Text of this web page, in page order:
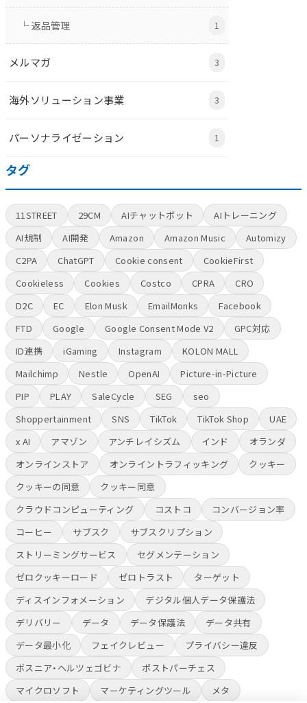
└ 返品管理 1
メルマガ 3
海外ソリューション事業 3
パーソナライゼーション 1
タグ
11STREET 29CM AIチャットボット
AIトレーニング
AI規制
AI開発 Amazon Amazon Music
Automizy
C2PA
ChatGPT Cookie consent
CookieFirst
Cookieless
Cookies Costco CPRA
CRO
D2C
EC Elon Musk EmailMonks
Facebook
FTD
Google Google Consent Mode V2
GPC対応
ID連携
iGaming Instagram
KOLON MALL
Mailchimp
Nestle OpenAI
Picture-in-Picture
PIP
PLAY SaleCycle SEG
seo
Shoppertainment
SNS TikTok TikTok Shop
UAE
x AI
アマゾン アンチレイシズム インド
オランダ
オンラインストア
オンライントラフィッキング
クッキー
クッキーの同意
クッキー同意
クラウドコンピューティング
コストコ
コンバージョン率
コーヒー
サブスク
サブスクリプション
ストリーミングサービス
セグメンテーション
ゼロクッキーロード
ゼロトラスト
ターゲット
ディスインフォメーション
デジタル個人データ保護法
デリバリー
データ データ保護法
データ共有
データ最小化
フェイクレビュー
プライバシー違反
ボスニア・ヘルツェゴビナ
ポストパーチェス
マイクロソフト
マーケティングツール メタ